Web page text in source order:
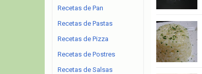
Recetas de Pan
Recetas de Pastas
Recetas de Pizza
Recetas de Postres
Recetas de Salsas